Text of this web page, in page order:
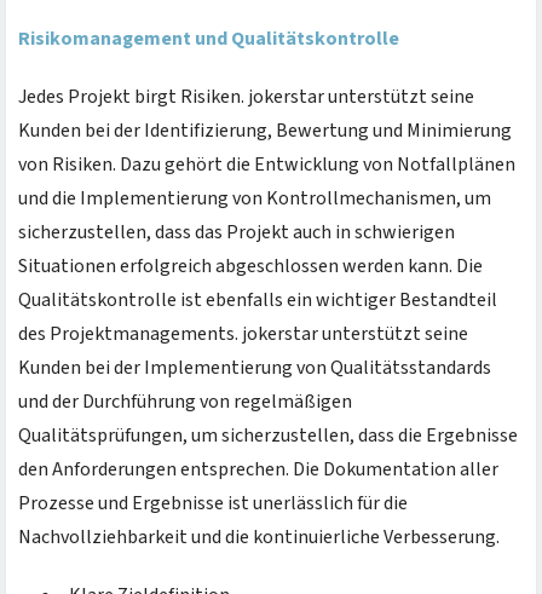
Risikomanagement und Qualitätskontrolle
Jedes Projekt birgt Risiken. jokerstar unterstützt seine
Kunden bei der Identifizierung, Bewertung und Minimierung
von Risiken. Dazu gehört die Entwicklung von Notfallplänen
und die Implementierung von Kontrollmechanismen, um
sicherzustellen, dass das Projekt auch in schwierigen
Situationen erfolgreich abgeschlossen werden kann. Die
Qualitätskontrolle ist ebenfalls ein wichtiger Bestandteil
des Projektmanagements. jokerstar unterstützt seine
Kunden bei der Implementierung von Qualitätsstandards
und der Durchführung von regelmäßigen
Qualitätsprüfungen, um sicherzustellen, dass die Ergebnisse
den Anforderungen entsprechen. Die Dokumentation aller
Prozesse und Ergebnisse ist unerlässlich für die
Nachvollziehbarkeit und die kontinuierliche Verbesserung.